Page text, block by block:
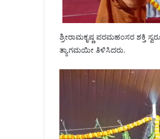
ಶ್ರೀರಾಮಕೃಷ್ಣ ಪರಮಹಂಸರ ಶಕ್ತಿ
ತ್ಯಾಗಮಯೀ ತಿಳಿಸಿದರು.